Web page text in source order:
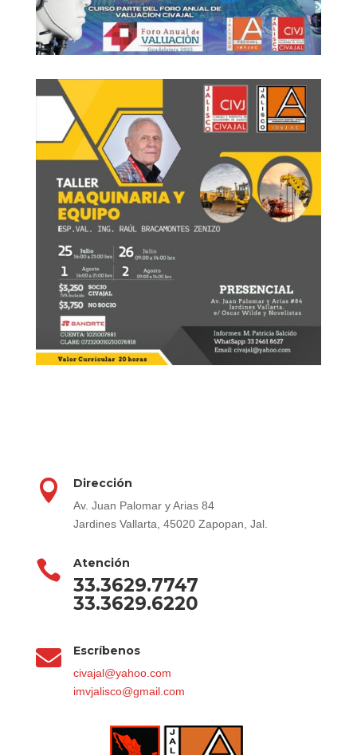
 Dirección
Av. Juan Palomar y Arias 84
Jardines Vallarta, 45020 Zapopan, Jal.
 Atención
33.3629.7747
33.3629.6220
 Escríbenos
civajal@yahoo.com
imvjalisco@gmail.com